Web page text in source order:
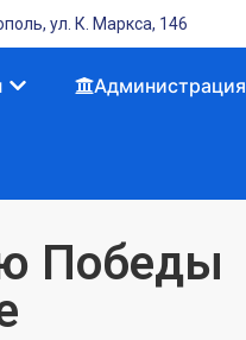
ул. К. Маркса, 146
Администрация
Победы